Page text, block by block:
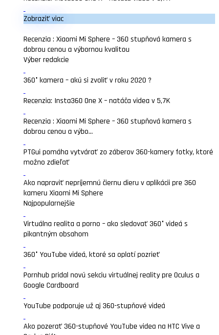
Zobraziť viac
Recenzia : Xiaomi Mi Sphere – 360 stupňová kamera s
dobrou cenou a výbornou kvalitou
Výber redakcie
360° kamera – akú si zvoliť v roku 2020 ?
Recenzia: Insta360 One X – natáča videa v 5,7K
Recenzia : Xiaomi Mi Sphere – 360 stupňová kamera s
dobrou cenou a výbo...
PTGui pomáha vytvárať zo záberov 360-kamery fotky, ktoré
možno zdieľať
Ako napraviť nepríjemnú čiernu dieru v aplikácii pre 360
kameru Xiaomi Mi Sphere
Najpopularnejšie
Virtuálna realita a porno – ako sledovať 360° videá s
pikantným obsahom
360° YouTube videá, ktoré sa oplatí pozrieť
Pornhub pridal novú sekciu virtuálnej reality pre Oculus a
Google Cardboard
YouTube podporuje už aj 360-stupňové videá
Ako pozerať 360-stupňové YouTube videa na HTC Vive a